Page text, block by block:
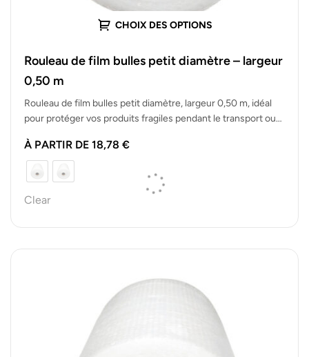
CHOIX DES OPTIONS
Rouleau de film bulles petit diamètre – largeur
0,50 m
Rouleau de film bulles petit diamètre, largeur 0,50 m, idéal
pour protéger vos produits fragiles pendant le transport ou
À PARTIR DE 18,78 €
Clear